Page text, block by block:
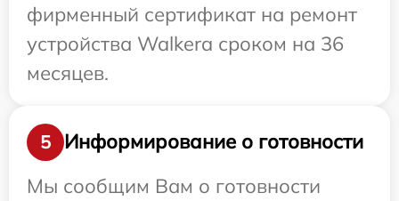
фирменный сертификат на ремонт
устройства Walkera сроком на 36
месяцев.
5
Информирование о готовности
Мы сообщим Вам о готовности